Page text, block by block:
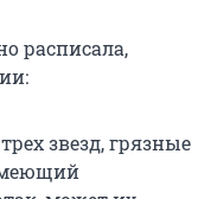
расписала,
звезд, грязные